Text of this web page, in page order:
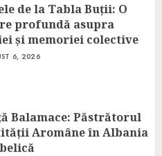
de la Tabla Buții: O
profundă asupra
și memoriei colective
6, 2026
Balamace: Păstrătorul
Aromâne în Albania